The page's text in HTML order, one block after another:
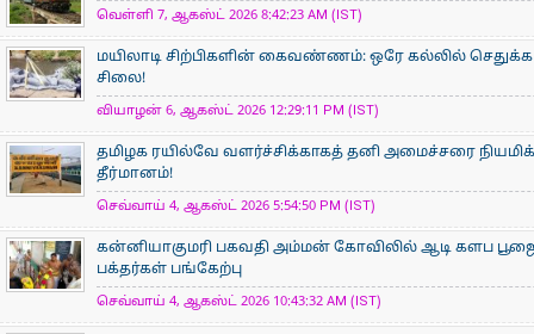
வெள்ளி 7, ஆகஸ்ட் 2026 8:42:23 AM (IST)
மயிலாடி சிற்பிகளின் கைவண்ணம்: ஒரே கல்லில்
சிலை!
வியாழன் 6, ஆகஸ்ட் 2026 12:29:11 PM (IST)
தமிழக ரயில்வே வளர்ச்சிக்காகத் தனி அமைச்சரை
தீர்மானம்!
செவ்வாய் 4, ஆகஸ்ட் 2026 5:54:50 PM (IST)
கன்னியாகுமரி பகவதி அம்மன் கோவிலில் ஆடி களப
பக்தர்கள் பங்கேற்பு
செவ்வாய் 4, ஆகஸ்ட் 2026 10:43:32 AM (IST)